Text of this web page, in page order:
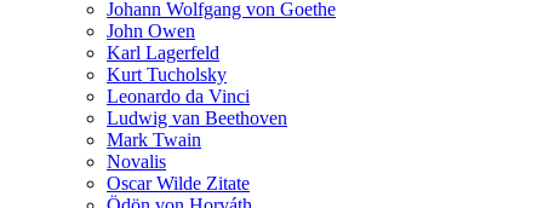
Johann Wolfgang von Goethe
John Owen
Karl Lagerfeld
Kurt Tucholsky
Leonardo da Vinci
Ludwig van Beethoven
Mark Twain
Novalis
Oscar Wilde Zitate